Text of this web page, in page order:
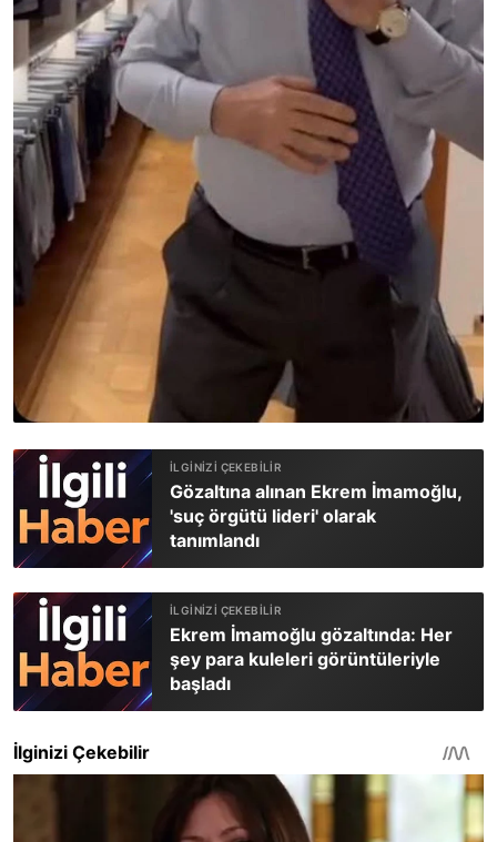
Gözaltına alınan Ekrem İmamoğlu,
'suç örgütü lideri' olarak
tanımlandı
Ekrem İmamoğlu gözaltında: Her
şey para kuleleri görüntüleriyle
başladı